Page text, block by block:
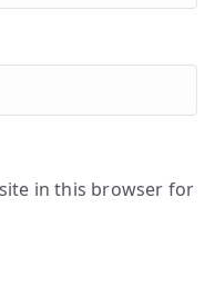
in this browser for